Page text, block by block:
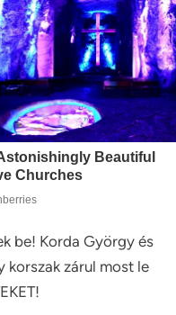
be! Korda György és
korszak zárul most le